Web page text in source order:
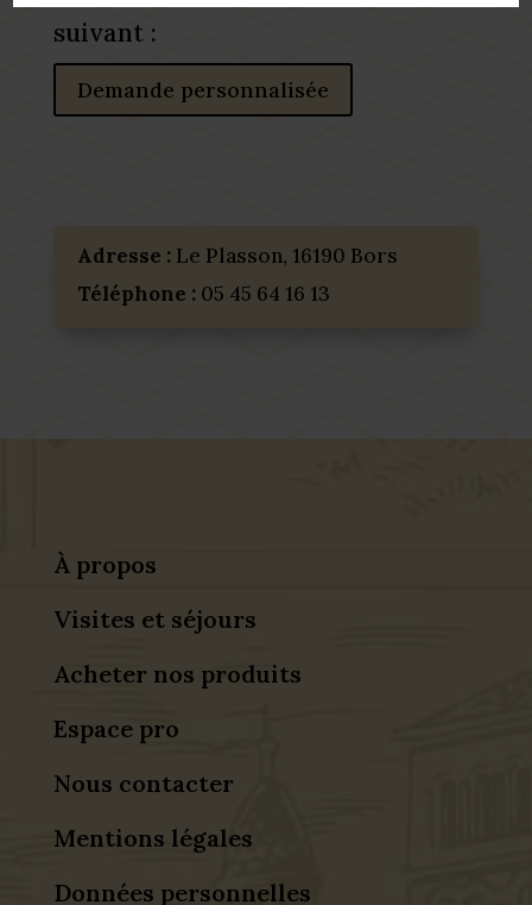
suivant :
Demande personnalisée
Adresse : Le Plasson, 16190 Bors
Téléphone :05 45 64 16 13
À propos
Visites et séjours
Acheter nos produits
Espace pro
Nous contacter
Mentions légales
Données personnelles